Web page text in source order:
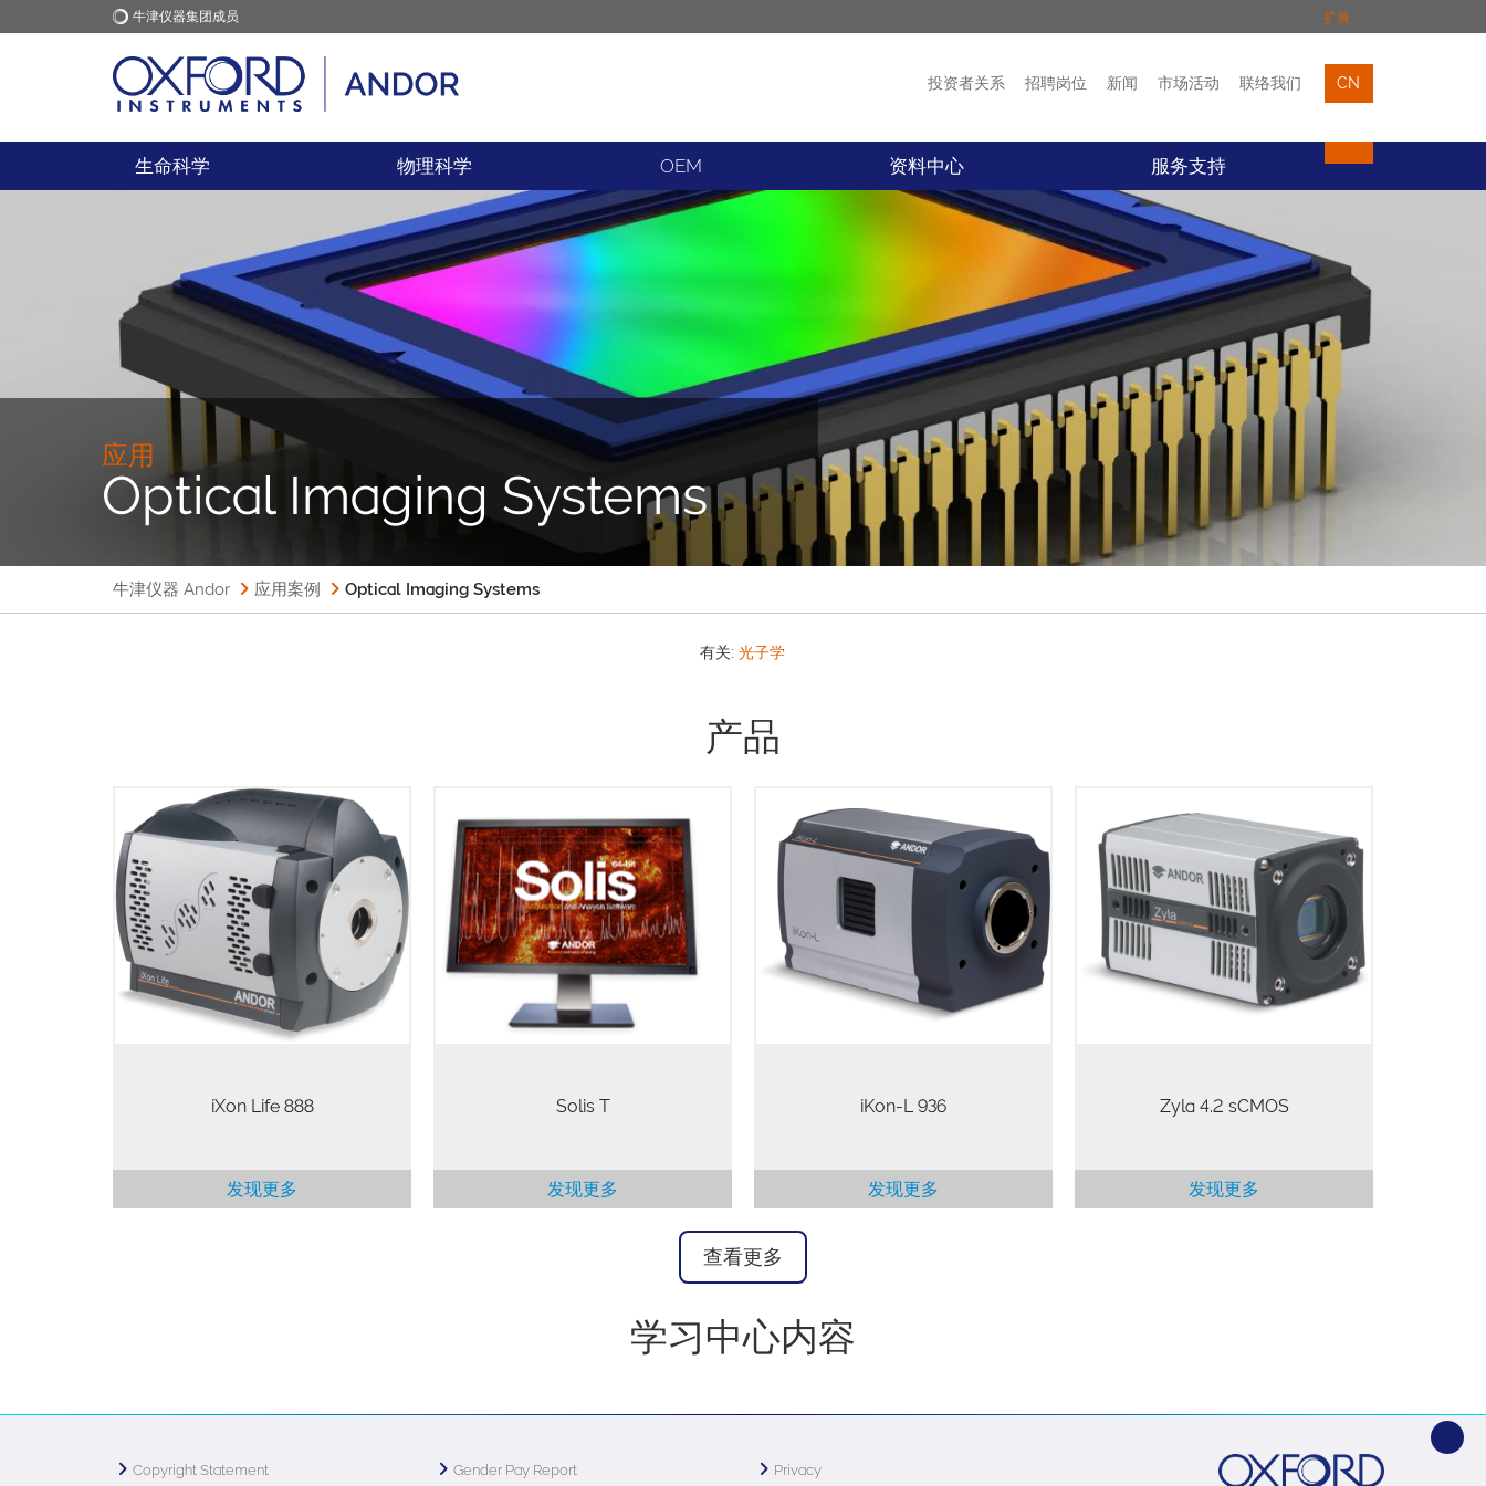
牛津仪器集团成员 扩展
牛津仪器 应用 市场活动 联络我们
投资者关系 招聘岗位 新闻 市场活动 联络我们 CN
生命科学 物理科学 OEM 资料中心 服务支持
应用
Optical Imaging Systems
牛津仪器 Andor 应用案例 Optical Imaging Systems
有关:光子学
产品
Andor新型iXon Life EMCCD（电子倍
增CCD）平台专用于荧光显微应用，
提供单光子灵敏度，具有超高性价
比。
iXon Life 888
发现更多
The Andor Solis (t) software
platform is the option for time
resolved work and has additional
features to enable control of the
iStar camera range. Applications
include Laser Induced…
Solis T
发现更多
Andor’s iKon-L High Dynamic
Range CCD camera offers
outstanding resolution, field of view,
sensitivity and dynamic range
performance. It boast a proprietary
large area 5-stage TE cooler…
iKon-L 936
发现更多
Zyla 4.2 PLUS is the latest sCMOS
technology advancement from
Andor. At its heart, Zyla 4.2 PLUS
benefits from latest generation
sCMOS sensor technology,
delivering a further 10 % boost…
Zyla 4.2 sCMOS
发现更多
查看更多
学习中心内容
Copyright Statement Gender Pay Report Privacy